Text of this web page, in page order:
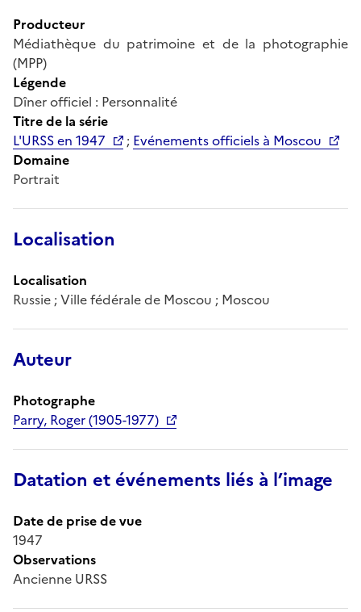
Producteur
Médiathèque du patrimoine et de la photographie
(MPP)
Légende
Dîner officiel : Personnalité
Titre de la série
L'URSS en 1947
; Evénements officiels à Moscou
Domaine
Portrait
Localisation
Localisation
Russie ; Ville fédérale de Moscou ; Moscou
Auteur
Photographe
Parry, Roger (1905-1977)
Datation et événements liés à l’image
Date de prise de vue
1947
Observations
Ancienne URSS